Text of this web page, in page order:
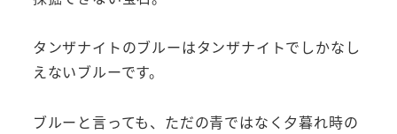
タンザナイトのブルーはタンザナイトでしかなし
えないブルーです。
ブルーと言っても、ただの青ではなく夕暮れ時の